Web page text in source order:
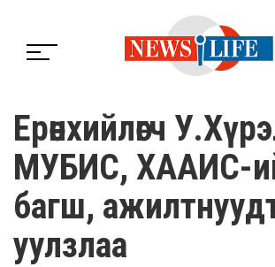
Ерөнхийлөгч
МУБИС, ХААИС-
багш,
уулзлаа